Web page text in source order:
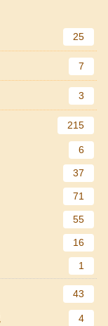
25
7
3
215
6
37
71
55
16
1
43
4